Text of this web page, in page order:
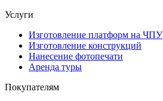
Услуги
Изготовление платформ на ЧПУ
Изготовление конструкций
Нанесение фотопечати
Аренда туры
Покупателям